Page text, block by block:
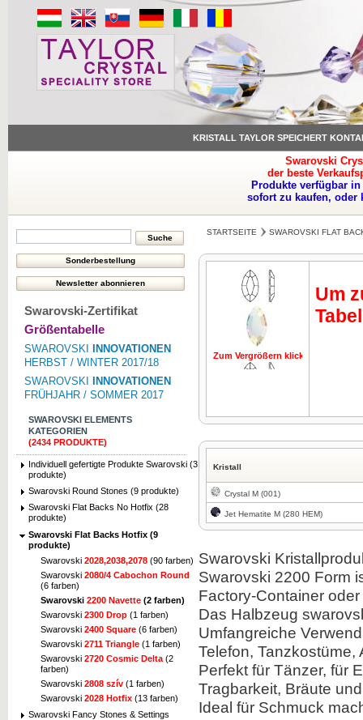
KRISTALL TAYLOR SPEICHERT
Swarovski
der beste
Produkte verfügbar
sofort zu kaufen, oder
Swarovski-Zertifikat
Größentabelle
SWAROVSKI
INNOVATIONEN
HERBST / WINTER 2017/18
SWAROVSKI
INNOVATIONEN
FRÜHJAHR / SOMMER 2017
SWAROVSKI ELEMENTS
KATEGORIEN
(2434 PRODUKTE)
Individuell gefertigte Produkte Swarovski (3
produkte)
Swarovski Round Stones (9 produkte)
Swarovski Flat Backs No Hotfix (28
produkte)
Swarovski Flat Backs Hotfix (9
produkte)
Swarovski 2028,2038,2078 (90 farben)
Swarovski 2080/4 Cabochon Round
(6 farben)
Swarovski 2200 Navette (2 farben)
Swarovski 2300 Drop (1 farben)
Swarovski 2400 Square (6 farben)
Swarovski 2711 Triangle (1 farben)
Swarovski 2720 Cosmic Delta (2
farben)
Swarovski 2808 szív (1 farben)
Swarovski 2028 Hotfix (13 farben)
Swarovski Fancy Stones & Settings
STARTSEITE SWAROVSKI FLAT
Zum Vergrößern klicken
Zum Vergrößern klicken
Um
Kristall
Crystal M (001)
Jet Hematite M (280 HEM)
Swarovski
Swarovski 2200 Form
Factory-Container
Das Halbzeug
Umfangreiche
Telefon,
Perfekt für Tänzer, für
Tragbarkeit, Bräute
Ideal für Schmuck